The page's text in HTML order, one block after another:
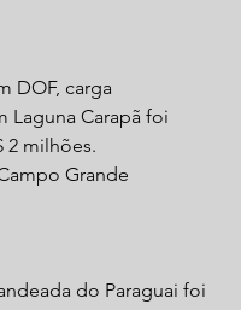
DOF, carga
Laguna Carapã foi
2 milhões.
Grande
do Paraguai foi